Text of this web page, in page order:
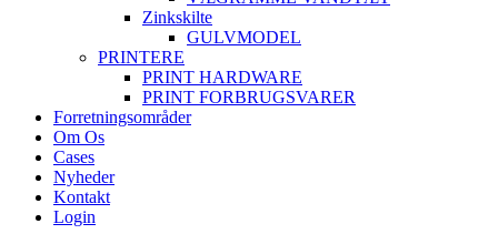
Zinkskilte
GULVMODEL
PRINTERE
PRINT HARDWARE
PRINT FORBRUGSVARER
Forretningsområder
Om Os
Cases
Nyheder
Kontakt
Login